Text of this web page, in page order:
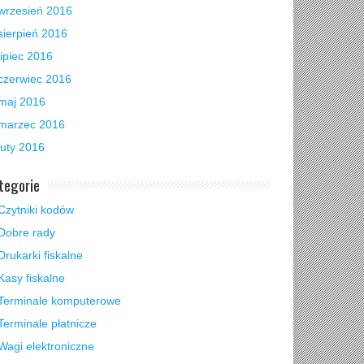
2016
2016
2016
2016
2016
2016
2016
kodów
rady
fiskalne
fiskalne
komputerowe
płatnicze
elektroniczne